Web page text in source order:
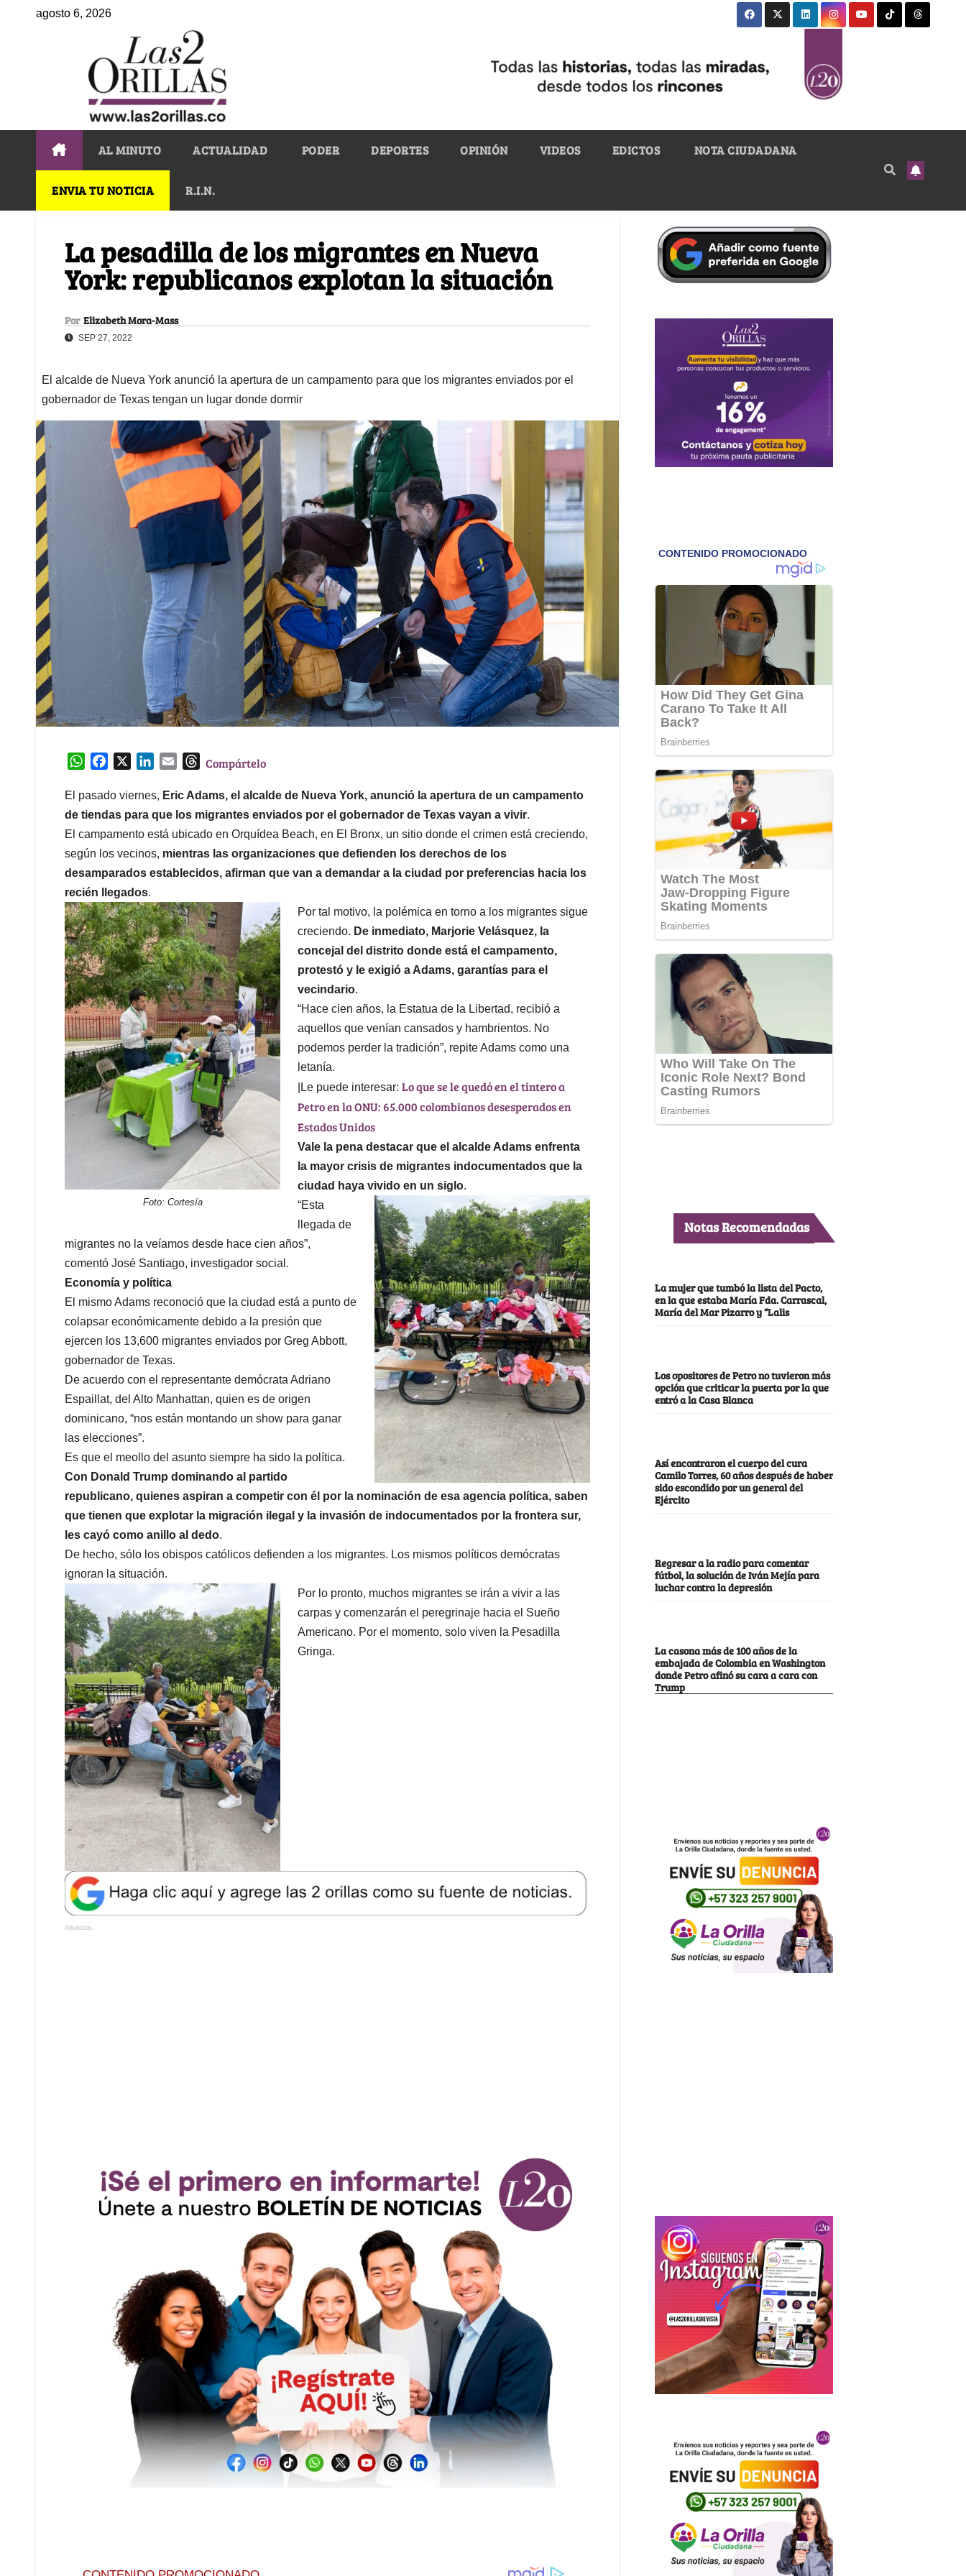
agosto 6, 2026
AL MINUTO ACTUALIDAD PODER DEPORTES OPINIÓN VIDEOS EDICTOS NOTA CIUDADANA
ENVIA TU NOTICIA R.I.N.
La pesadilla de los migrantes en Nueva
York: republicanos explotan la situación
Por Elizabeth Mora-Mass
SEP 27, 2022
El alcalde de Nueva York anunció la apertura de un campamento para que los migrantes enviados por el
gobernador de Texas tengan un lugar donde dormir
W
a
t
s
A
p
c
e
b
k
n
k
e
n
a
i
l
T
r
e
a
Compártelo
El pasado viernes, Eric Adams, el alcalde de Nueva York, anunció la apertura de un campamento
de tiendas para que los migrantes enviados por el gobernador de Texas vayan a vivir.
El campamento está ubicado en Orquídea Beach, en El Bronx, un sitio donde el crimen está creciendo,
según los vecinos, mientras las organizaciones que defienden los derechos de los
desamparados establecidos, afirman que van a demandar a la ciudad por preferencias hacia los
recién llegados.
Foto: Cortesía
Por tal motivo, la polémica en torno a los migrantes sigue
creciendo. De inmediato, Marjorie Velásquez, la
concejal del distrito donde está el campamento,
protestó y le exigió a Adams, garantías para el
vecindario.
“Hace cien años, la Estatua de la Libertad, recibió a
aquellos que venían cansados y hambrientos. No
podemos perder la tradición”, repite Adams como una
letanía.
|Le puede interesar: Lo que se le quedó en el tintero a
Petro en la ONU: 65.000 colombianos desesperados en
Estados Unidos
Vale la pena destacar que el alcalde Adams enfrenta
la mayor crisis de migrantes indocumentados que la
ciudad haya vivido en un siglo.
“Esta
llegada de
migrantes no la veíamos desde hace cien años”,
comentó José Santiago, investigador social.
Economía y política
El mismo Adams reconoció que la ciudad está a punto de
colapsar económicamente debido a la presión que
ejercen los 13,600 migrantes enviados por Greg Abbott,
gobernador de Texas.
De acuerdo con el representante demócrata Adriano
Espaillat, del Alto Manhattan, quien es de origen
dominicano, “nos están montando un show para ganar
las elecciones”.
Es que el meollo del asunto siempre ha sido la política.
Con Donald Trump dominando al partido
republicano, quienes aspiran a competir con él por la nominación de esa agencia política, saben
que tienen que explotar la migración ilegal y la invasión de indocumentados por la frontera sur,
les cayó como anillo al dedo.
De hecho, sólo los obispos católicos defienden a los migrantes. Los mismos políticos demócratas
ignoran la situación.
Por lo pronto, muchos migrantes se irán a vivir a las
carpas y comenzarán el peregrinaje hacia el Sueño
Americano. Por el momento, solo viven la Pesadilla
Gringa.
Anuncios.
Notas Recomendadas
La mujer que tumbó la lista del Pacto,
en la que estaba María Fda. Carrascal,
María del Mar Pizarro y “Lalis
Los opositores de Petro no tuvieron más
opción que criticar la puerta por la que
entró a la Casa Blanca
Así encontraron el cuerpo del cura
Camilo Torres, 60 años después de haber
sido escondido por un general del
Ejército
Regresar a la radio para comentar
fútbol, la solución de Iván Mejía para
luchar contra la depresión
La casona más de 100 años de la
embajada de Colombia en Washington
donde Petro afinó su cara a cara con
Trump